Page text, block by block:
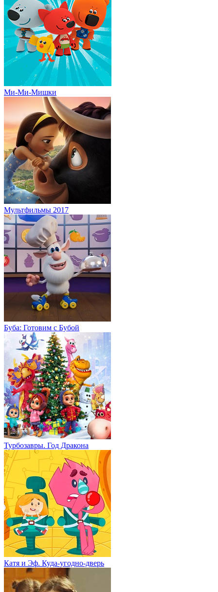
Ми-Ми-Мишки
Мультфильмы 2017
Буба: Готовим с Бубой
Турбозавры. Год Дракона
Катя и Эф. Куда-угодно-дверь